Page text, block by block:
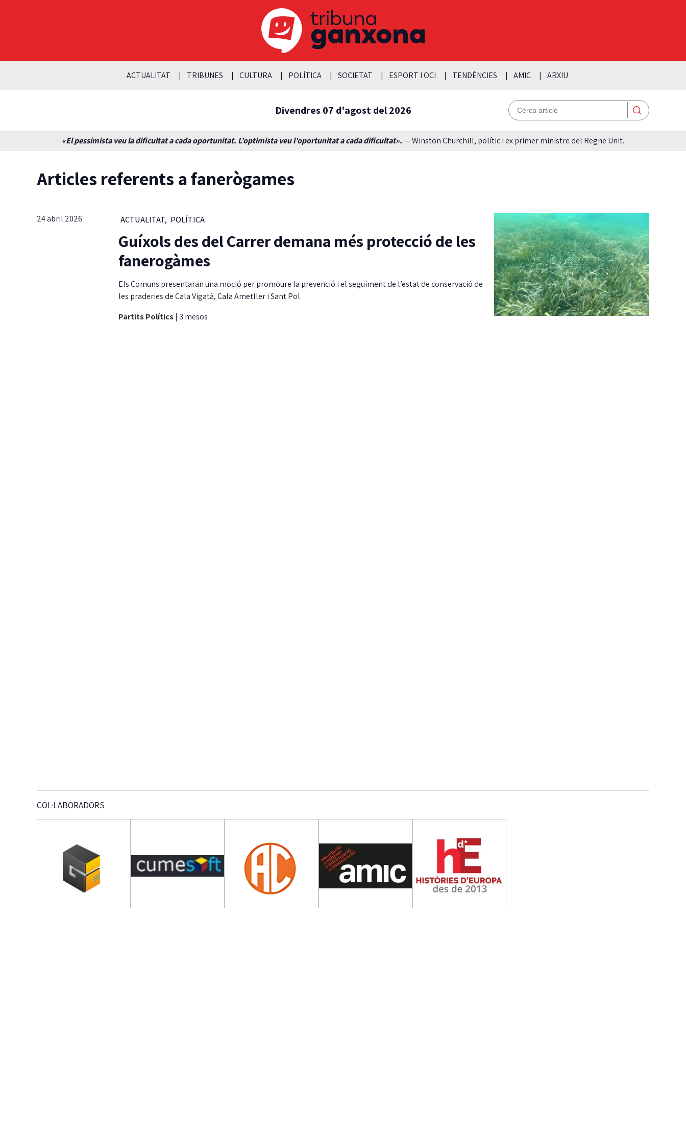
ACTUALITAT TRIBUNES CULTURA POLÍTICA SOCIETAT ESPORT I OCI TENDÈNCIES AMIC ARXIU
Divendres 07 d'agost del 2026
«El pessimista veu la dificultat a cada oportunitat. L’optimista veu l’oportunitat a cada dificultat».— Winston Churchill, polític i ex primer ministre del Regne Unit.
Articles referents a fanerògames
24 abril 2026 ACTUALITAT, POLÍTICA
Guíxols des del Carrer demana més protecció de les
fanerogàmes
Els Comuns presentaran una moció per promoure la prevenció i el seguiment de l’estat de conservació de
les praderies de Cala Vigatà, Cala Ametller i Sant Pol
Partits Polítics| 3 mesos
COL·LABORADORS